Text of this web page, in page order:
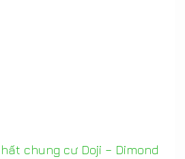
chung cư Doji – Dimond